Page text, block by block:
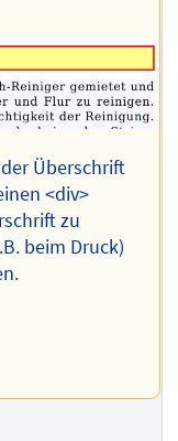
Überschrift
<div>
zu
beim Druck)